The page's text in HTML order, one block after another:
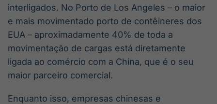
interligados. No Porto de Los Angeles – o maior
e mais movimentado porto de contêineres dos
EUA – aproximadamente 40% de toda a
movimentação de cargas está diretamente
ligada ao comércio com a China, que é o seu
maior parceiro comercial.
Enquanto isso, empresas chinesas e